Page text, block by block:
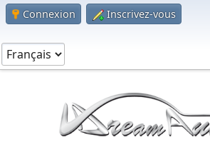
Connexion Inscrivez-vous